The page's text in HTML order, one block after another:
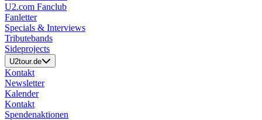
U2.com Fanclub
Fanletter
Specials & Interviews
Tributebands
Sideprojects
U2tour.de
Kontakt
Newsletter
Kalender
Kontakt
Spendenaktionen